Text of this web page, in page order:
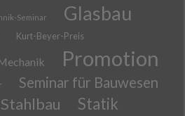
Seminar Glasbau
Kurt-Beyer-Preis
Promotion
Seminar für Bauwesen
Stahlbau Statik